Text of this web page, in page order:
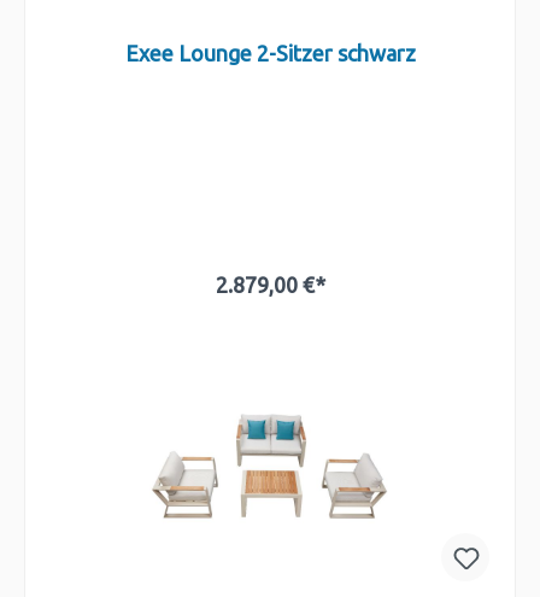
Exee Lounge 2-Sitzer schwarz
2.879,00 €*